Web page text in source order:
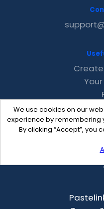
We use cookies on our
experience by remembering
By clicking “Accept”, you